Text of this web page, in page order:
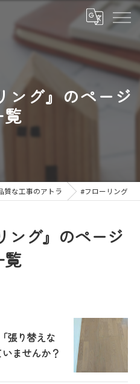
ング』のページ
覧
質な工事のアトラ #フローリング
ング』のページ
覧
張り替えな
ませんか？